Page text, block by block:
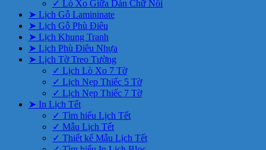
✓ Lò Xo Giữa Dán Chữ Nổi
➤ Lịch Gỗ Lamininate
➤ Lịch Gỗ Phù Điêu
➤ Lịch Khung Tranh
➤ Lịch Phù Điêu Nhựa
➤ Lịch Tờ Treo Tường
✓ Lịch Lò Xo 7 Tờ
✓ Lịch Nẹp Thiếc 5 Tờ
✓ Lịch Nẹp Thiếc 7 Tờ
➤ In Lịch Tết
✓ Tìm hiểu Lịch Tết
✓ Mẫu Lịch Tết
✓ Thiết kế Mẫu Lịch Tết